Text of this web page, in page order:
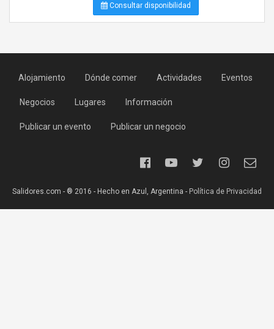
Consultar disponibilidad
Alojamiento Dónde comer Actividades Eventos
Negocios Lugares Información
Publicar un evento Publicar un negocio
Salidores.com - ® 2016 - Hecho en Azul, Argentina - Política de Privacidad